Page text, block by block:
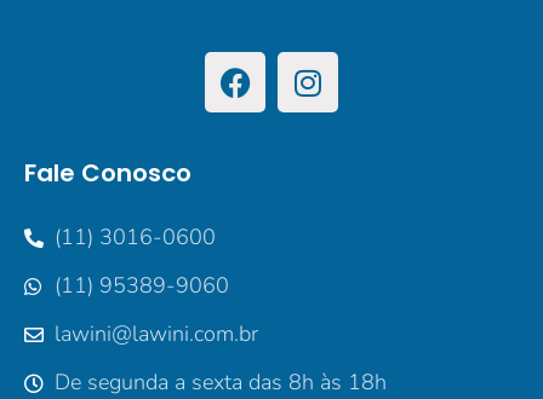
Fale Conosco
(11) 3016-0600
(11) 95389-9060
lawini@lawini.com.br
De segunda a sexta das 8h às 18h